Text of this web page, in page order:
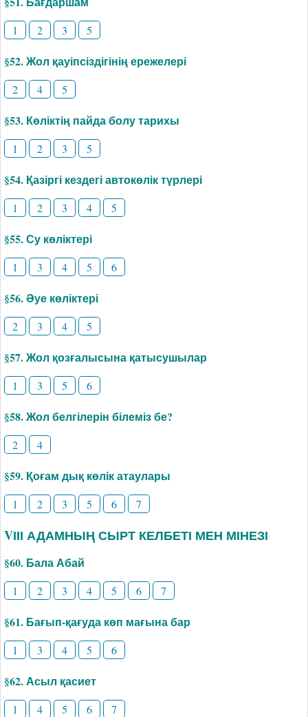
1 2 3 5
§52. Жол қауіпсіздігінің ережелері
2 4 5
§53. Көліктің пайда болу тарихы
1 2 3 5
§54. Қазіргі кездегі автокөлік түрлері
1 2 3 4 5
§55. Су көліктері
1 3 4 5 6
§56. Әуе көліктері
2 3 4 5
§57. Жол қозғалысына қатысушылар
1 3 5 6
§58. Жол белгілерін білеміз бе?
2 4
§59. Қоғам дық көлік атаулары
1 2 3 5 6 7
VІІІ АДАМНЫҢ СЫРТ КЕЛБЕТІ МЕН МІНЕЗІ
§60. Бала Абай
1 2 3 4 5 6 7
§61. Бағып-қағуда көп мағына бар
1 3 4 5 6
§62. Асыл қасиет
1 4 5 6 7